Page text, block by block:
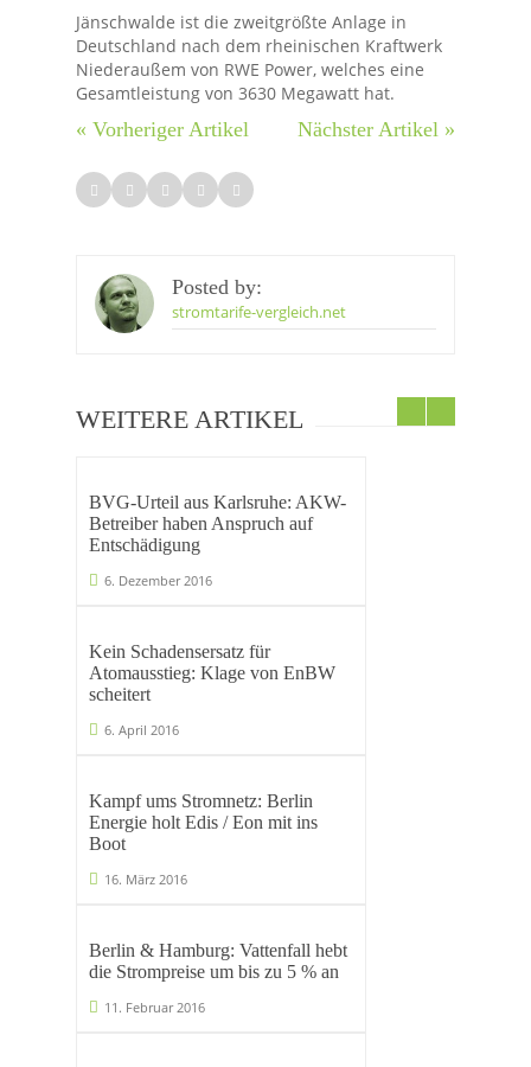
Jänschwalde ist die zweitgrößte Anlage in
Deutschland nach dem rheinischen Kraftwerk
Niederaußem von RWE Power, welches eine
Gesamtleistung von 3630 Megawatt hat.
« Vorheriger Artikel Nächster Artikel »
Posted by:
stromtarife-vergleich.net
WEITERE ARTIKEL
BVG-Urteil aus Karlsruhe: AKW-
Betreiber haben Anspruch auf
Entschädigung
6. Dezember 2016
Kein Schadensersatz für
Atomausstieg: Klage von EnBW
scheitert
6. April 2016
Kampf ums Stromnetz: Berlin
Energie holt Edis / Eon mit ins
Boot
16. März 2016
Berlin & Hamburg: Vattenfall hebt
die Strompreise um bis zu 5 % an
11. Februar 2016